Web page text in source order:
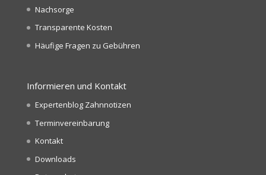
Nachsorge
Transparente Kosten
Häufige Fragen zu Gebühren
Informieren und Kontakt
Expertenblog Zahnnotizen
Terminvereinbarung
Kontakt
Downloads